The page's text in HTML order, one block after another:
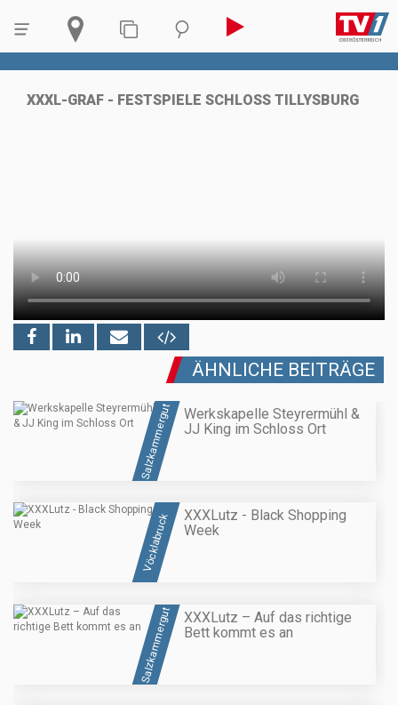
XXXL-GRAF - FESTSPIELE SCHLOSS TILLYSBURG
ÄHNLICHE BEITRÄGE
Salzkammergut
Werkskapelle Steyrermühl &
JJ King im Schloss Ort
Vöcklabruck
XXXLutz - Black Shopping
Week
Salzkammergut
XXXLutz – Auf das richtige
Bett kommt es an